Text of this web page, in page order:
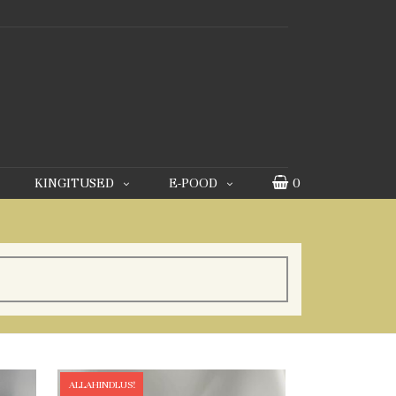
KINGITUSED E-POOD 0
ALLAHINDLUS!